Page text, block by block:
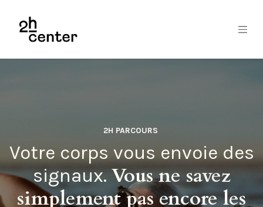
2H PARCOURS
Votre corps vous envoie des
signaux.Vous ne savez
simplement pas encore les